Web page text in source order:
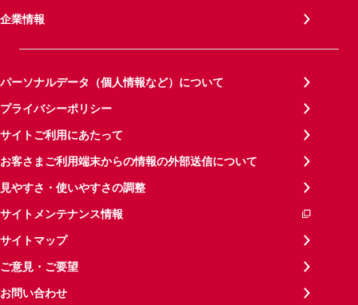
企業情報
パーソナルデータ（個人情報など）について
プライバシーポリシー
サイトご利用にあたって
お客さまご利用端末からの情報の外部送信について
見やすさ・使いやすさの調整
サイトメンテナンス情報
サイトマップ
ご意見・ご要望
お問い合わせ